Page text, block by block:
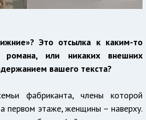
Это отсылка к каким-то
романа, или никаких внешних
вашего текста?
фабриканта, члены которой
первом этаже, женщины – наверху.